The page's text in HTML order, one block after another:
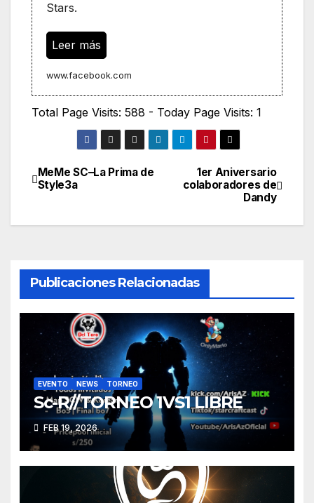
Stars.
Leer más
www.facebook.com
Total Page Visits: 588 - Today Page Visits: 1
Navegación
1er Aniversario
colaboradores de
Dandy
MeMe SC–La Prima de
Style3a
Publicaciones Relacionadas
EVENTO NEWS TORNEO
Sc-R//TORNEO 1VS1 LIBRE
FEB 19, 2026